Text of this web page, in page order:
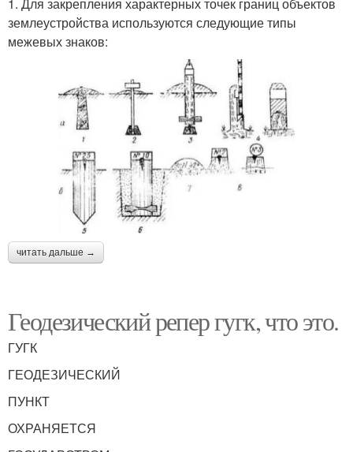
1. Для закрепления характерных точек границ объектов
землеустройства используются следующие типы
межевых знаков:
читать дальше →
Геодезический репер гугк, что это.
ГУГК
ГЕОДЕЗИЧЕСКИЙ
ПУНКТ
ОХРАНЯЕТСЯ